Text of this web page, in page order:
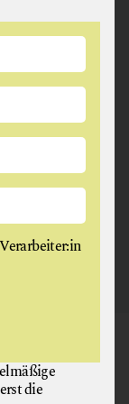
die